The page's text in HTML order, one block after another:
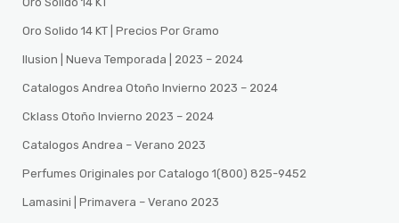
Oro Solido 14 KT | Precios Por Gramo
Ilusion | Nueva Temporada | 2023 – 2024
Catalogos Andrea Otoño Invierno 2023 – 2024
Cklass Otoño Invierno 2023 – 2024
Catalogos Andrea – Verano 2023
Perfumes Originales por Catalogo 1(800) 825-9452
Lamasini | Primavera – Verano 2023